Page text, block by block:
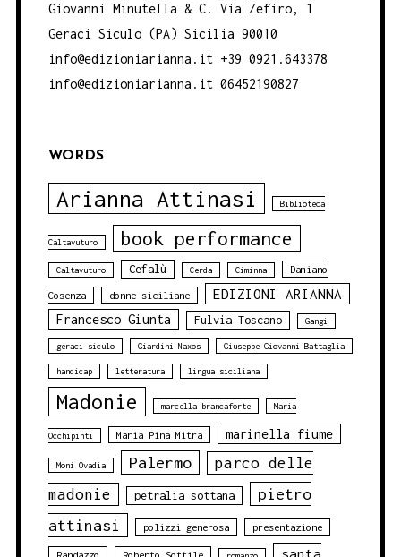
Giovanni Minutella & C. Via Zefiro, 1
Geraci Siculo (PA) Sicilia 90010
info@edizioniarianna.it +39 0921.643378
info@edizioniarianna.it 06452190827
WORDS
Arianna Attinasi Biblioteca
Caltavuturo book performance
Caltavuturo Cefalù Cerda Ciminna Damiano
Cosenza donne siciliane EDIZIONI ARIANNA
Francesco Giunta Fulvia Toscano Gangi
geraci siculo Giardini Naxos Giuseppe Giovanni Battaglia
handicap letteratura lingua siciliana
Madonie marcella brancaforte Maria
Occhipinti Maria Pina Mitra marinella fiume
Moni Ovadia Palermo
parco delle
madonie
petralia sottana
pietro
attinasi
polizzi generosa presentazione
santa